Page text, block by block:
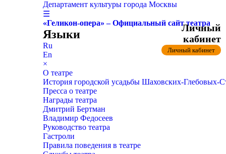
Департамент культуры города Москвы
☰
«Геликон-опера» – Официальный сайт театра
Языки
Ru
En
×
О театре
История городской усадьбы Шаховских-
Пресса о театре
Награды театра
Дмитрий Бертман
Владимир Федосеев
Руководство театра
Гастроли
Правила поведения в театре
Личный
кабинет
Личный кабинет